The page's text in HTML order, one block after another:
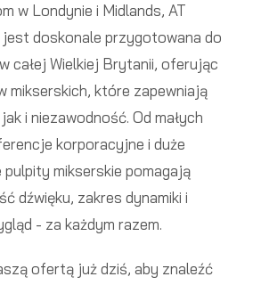
w Londynie i Midlands, AT
doskonale przygotowana do
całej Wielkiej Brytanii, oferując
mikserskich, które zapewniają
i niezawodność. Od małych
korporacyjne i duże
mikserskie pomagają
dźwięku, zakres dynamiki i
- za każdym razem.
ofertą już dziś, aby znaleźć